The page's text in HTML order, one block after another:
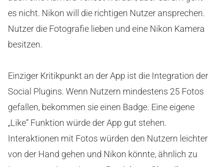
es nicht. Nikon will die richtigen Nutzer ansprechen.
Nutzer die Fotografie lieben und eine Nikon Kamera
besitzen.
Einziger Kritikpunkt an der App ist die Integration der
Social Plugins. Wenn Nutzern mindestens 25 Fotos
gefallen, bekommen sie einen Badge. Eine eigene
„Like“ Funktion würde der App gut stehen.
Interaktionen mit Fotos würden den Nutzern leichter
von der Hand gehen und Nikon könnte, ähnlich zu